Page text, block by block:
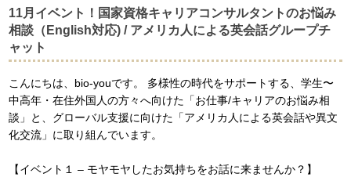
11月イベント！国家資格キャリアコンサルタントのお悩み
相談（English対応) / アメリカ人による英会話グループチ
ャット
こんにちは、bio-youです。 多様性の時代をサポートする、学生〜
中高年・在住外国人の方々へ向けた「お仕事/キャリアのお悩み相
談」と、グローバル支援に向けた「アメリカ人による英会話や異文
化交流」に取り組んでいます。
【イベント１ – モヤモヤしたお気持ちをお話に来ませんか？】